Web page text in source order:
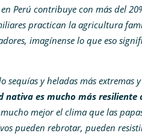
Perú contribuye con más del
practican la agricultura
imagínense lo que eso
sequías y heladas más
es mucho más resiliente
mejor el clima que las
pueden rebrotar, pueden